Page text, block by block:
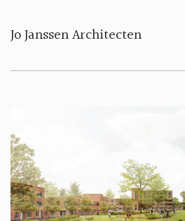
Jo Janssen Architecten